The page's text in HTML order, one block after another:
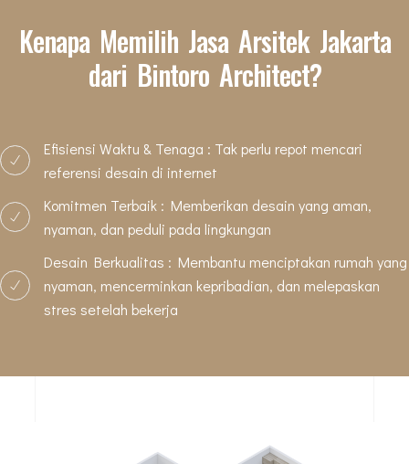
Kenapa Memilih Jasa Arsitek Jakarta
dari Bintoro Architect?
Efisiensi Waktu & Tenaga : Tak perlu repot mencari
referensi desain di internet
Komitmen Terbaik : Memberikan desain yang aman,
nyaman, dan peduli pada lingkungan
Desain Berkualitas : Membantu menciptakan rumah yang
nyaman, mencerminkan kepribadian, dan melepaskan
stres setelah bekerja